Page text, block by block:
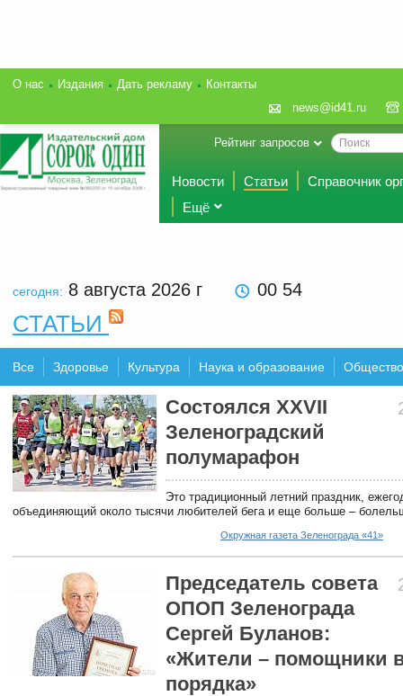
О нас Издания Дать рекламу
Контакты
news@id41.ru
Рейтинг запросов
Новости Статьи
Справочник
Ещё
сегодня: 8 августа 2026 г 00 54
СТАТЬИ
Все Здоровье Культура Наука и образование Общество
Состоялся XXVII
Зеленоградский
полумарафон
Это традиционный летний праздник,
объединяющий около тысячи любителей бега и еще больше –
Окружная газета Зеленограда «41»
Председатель совета
ОПОП Зеленограда
Сергей Буланов:
«Жители – помощники
порядка»